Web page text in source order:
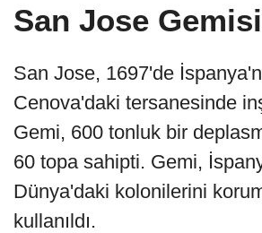
San Jose Gemisi
San Jose, 1697'de
Cenova'daki tersanesinde
Gemi, 600 tonluk bir
60 topa sahipti. Gemi,
Dünya'daki kolonilerini
kullanıldı.